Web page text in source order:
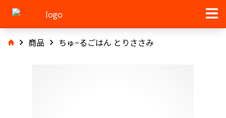
商品 ちゅ~るごはん とりささみ